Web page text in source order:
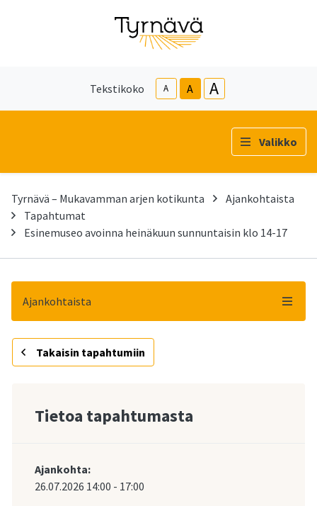
Tekstikoko A A A
Valikko
Tyrnävä – Mukavamman arjen kotikunta
Ajankohtaista
Tapahtumat
Esinemuseo avoinna heinäkuun sunnuntaisin klo 14-17
Ajankohtaista
Takaisin tapahtumiin
Tietoa tapahtumasta
Ajankohta:
26.07.2026 14:00 - 17:00